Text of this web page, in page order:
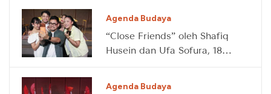
Agenda Budaya
“Close Friends” oleh Shafiq
Husein dan Ufa Sofura, 18
Agenda Budaya